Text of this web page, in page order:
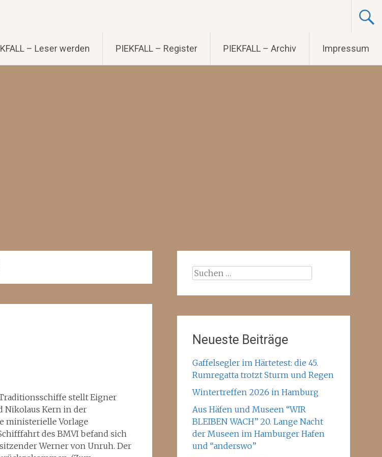
– Leser werden PIEKFALL – Register PIEKFALL – Archiv Impressum
stellt Eigner
Nikolaus Kern in der
ministerielle Vorlage
des BMVI befand sich
Werner von Unruh. Der
Suchen
Neueste Beiträge
Gaffelsegler im Härtetest: die 45.
Rumregatta trotzt Sturm und Regen
Wintertreffen 2026 in Hamburg
Aus Häfen und Museen “WIR
BLEIBEN WACH” 20. Lange Nacht
der Museen im Hamburger Hafen
und “anderswo”